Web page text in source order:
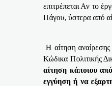
επιτρέπεται Αν το
Πάγου, ύστερα από
Η αίτηση
Κώδικα Πολιτικής
αίτηση κάποιου
εγγύηση ή να